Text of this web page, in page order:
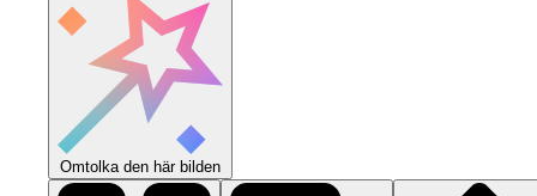
Omtolka den här bilden